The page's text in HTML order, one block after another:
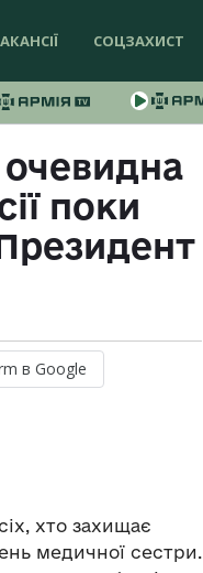
СОЦЗАХИСТ
очевидна
поки
в Google
хто захищає
медичної сестри.